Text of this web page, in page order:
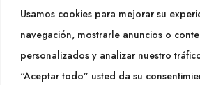
Usamos cookies para mejorar su
navegación, mostrarle anuncios o
personalizados y analizar nuestro
“Aceptar todo” usted da su
CONTACTO
Tel. +34 977053013
info@cultidelta.com